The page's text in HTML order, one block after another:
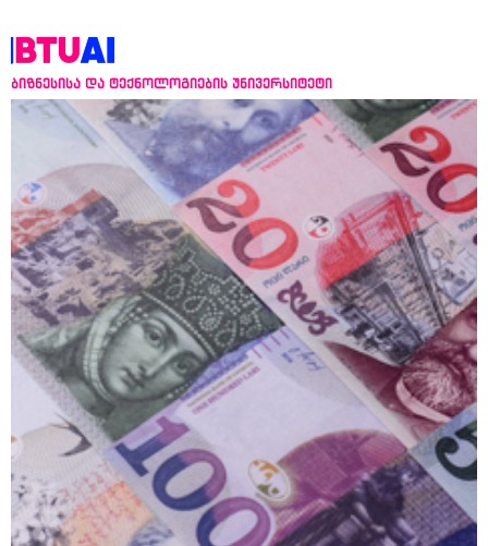
ბიზნესისა და ტექნოლოგიების უნივერსიტეტი